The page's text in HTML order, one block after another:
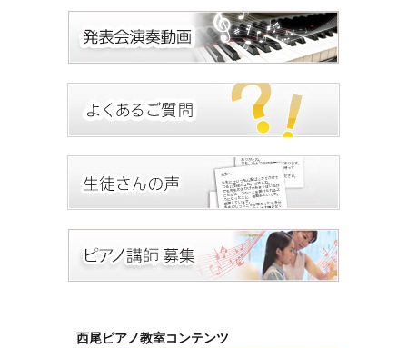
西尾ピアノ教室コンテンツ